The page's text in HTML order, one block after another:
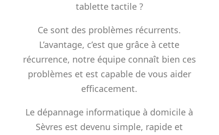
tablette tactile ?
Ce sont des problèmes récurrents.
L’avantage, c’est que grâce à cette
récurrence, notre équipe connaît bien ces
problèmes et est capable de vous aider
efficacement.
Le dépannage informatique à domicile à
Sèvres est devenu simple, rapide et